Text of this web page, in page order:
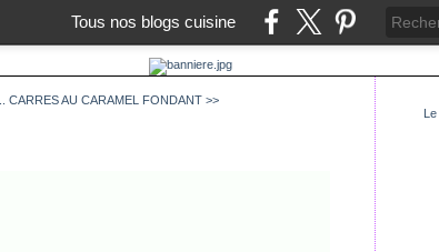
Tous nos blogs cuisine
CARRES AU CARAMEL FONDANT >>
Le